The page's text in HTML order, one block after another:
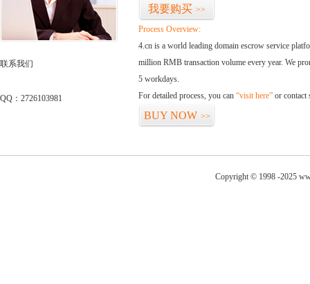
联系我们
QQ：2726103981
我要购买 >>
Process Overview:
4.cn is a world leading domain escrow service
million RMB transaction volume every year. We
5 workdays.
For detailed process, you can “visit here” or contact
BUY NOW >>
Copyright © 1998 -2025